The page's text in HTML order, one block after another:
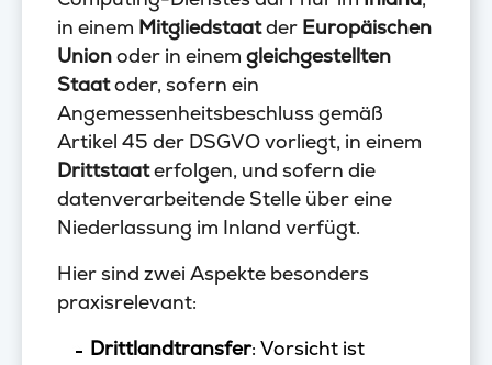
in einem Mitgliedstaatder Europäischen
Unionoder in einem gleichgestellten
Staatoder, sofern ein
Angemessenheitsbeschluss gemäß
Artikel 45 der DSGVO vorliegt, in einem
Drittstaaterfolgen, und sofern die
datenverarbeitende Stelle über eine
Niederlassung im Inland verfügt.
Hier sind zwei Aspekte besonders
praxisrelevant:
Drittlandtransfer: Vorsicht ist